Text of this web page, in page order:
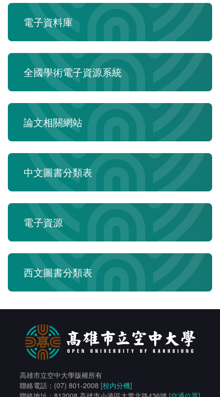
電子資料庫
全國學術電子資源系統
論文相關網站
中文圖書分類表
電子資源
西文圖書分類表
高雄市立空中大學版權所有
聯絡電話：(07) 801-2008 [校內分機]